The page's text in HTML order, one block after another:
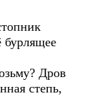
бурлящее
Дров
степь,